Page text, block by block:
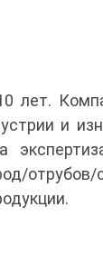
и
отрубов/